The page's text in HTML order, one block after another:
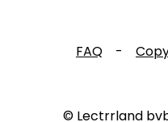
FAQ -
© Lectrrland